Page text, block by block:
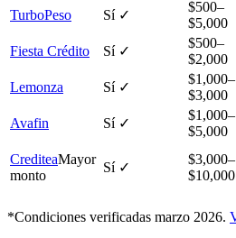
TurboPeso Sí ✓
$500–
$5,000
Fiesta Crédito
Sí ✓
$500–
$2,000
Lemonza
Sí ✓
$1,000–
$3,000
Avafin
Sí ✓
$1,000–
$5,000
CrediteaMayor
monto
Sí ✓
$3,000–
$10,000
*Condiciones verificadas marzo 2026.